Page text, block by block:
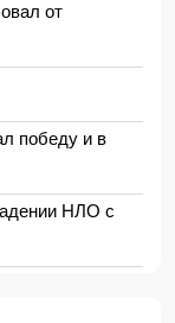
от
победу и в
НЛО с